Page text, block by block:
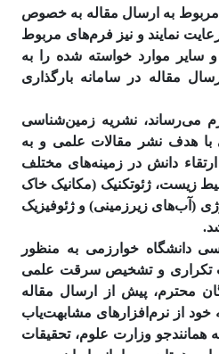
مربوط به ارسال مقاله به خصوص
نمایند و نیز فرم‌های مربوط
و سایر موارد خواسته شده را به
مقاله در سامانه بارگذاری
می‌رساند، نشریه زمین‌شناسی
با هدف نشر مقالات علمی و به
دانش در زمینه‌های مختلف
زیست، ژئوتکنیک (مکانیک خاک
(آب‌های زیرزمینی) و ژئوفیزیک
دانشگاه خوارزمی به منظور
تکراری و تشخیص سرقت علمی
محترم، پیش از ارسال مقاله
از نرم‌افزارهای مشابهت‌­یاب
همانند‌جو وزارت علوم، تحقیقات